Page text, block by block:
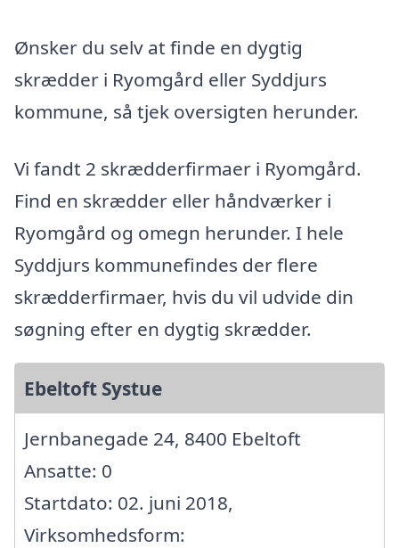
Ønsker du selv at finde en dygtig
skrædder i Ryomgård eller Syddjurs
kommune, så tjek oversigten herunder.
Vi fandt 2 skrædderfirmaer i Ryomgård.
Find en skrædder eller håndværker i
Ryomgård og omegn herunder. I hele
Syddjurs kommunefindes der flere
skrædderfirmaer, hvis du vil udvide din
søgning efter en dygtig skrædder.
Ebeltoft Systue
Jernbanegade 24, 8400 Ebeltoft
Ansatte: 0
Startdato: 02. juni 2018,
Virksomhedsform: